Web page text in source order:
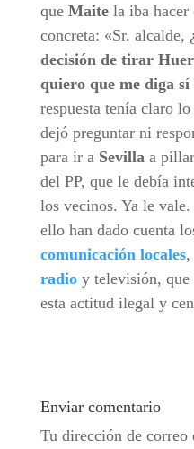
que Maitela iba hacer
concreta: «Sr. alcalde, ¿
decisión de tirar
quiero que me diga sí
respuesta tenía claro
dejó preguntar ni
para ir a Sevilla a
del PP, que le debía
los vecinos. Ya le
ello han dado cuenta
comunicación locales,
radioy televisión, que
esta actitud ilegal y
Enviar comentario
Tu dirección de correo